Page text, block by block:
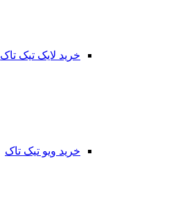
خرید لایک تیک تاک
خرید ویو تیک تاک